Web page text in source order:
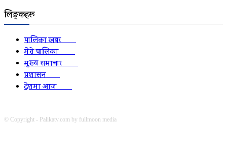
लिङ्कहरू
पालिका खबर2152
मेरो पालिका2078
मुख्य समाचार2010
प्रशासन1341
देशमा आज1278
© Copyright - Palikatv.com by fullmoon media